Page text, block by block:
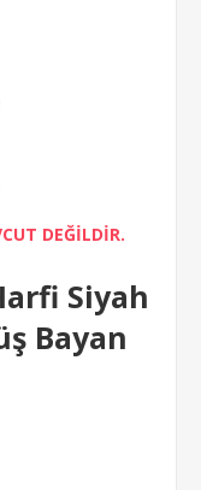
DEĞİLDİR.
Siyah
Bayan